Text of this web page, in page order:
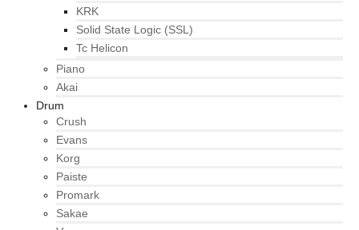
KRK
Solid State Logic (SSL)
Tc Helicon
Piano
Akai
Drum
Crush
Evans
Korg
Paiste
Promark
Sakae